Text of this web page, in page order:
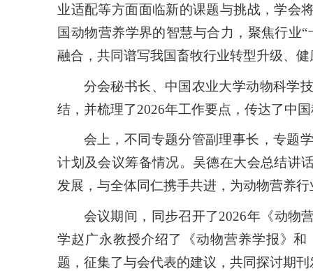
业适配等方面面临新的课题与挑战，学会
国动物营养学界的智慧与合力，聚焦行业
融合，共同谱写我国畜牧行业转型升级、
分会秘书长、中国农业大学动物科学
结，并梳理了2026年工作要点，传达了中
会上，不同专题分管副理事长，专题
计划及会议筹备情况。吴德在大会总结讲
发展，与全体同仁携手共进，为动物营养
会议期间，同步召开了2026年《动物
学赵广永教授介绍了《动物营养学报》
题，征集了与会代表的建议，共同探讨期